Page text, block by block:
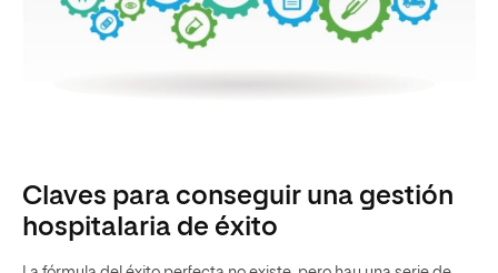
Claves para conseguir una gestión
hospitalaria de éxito